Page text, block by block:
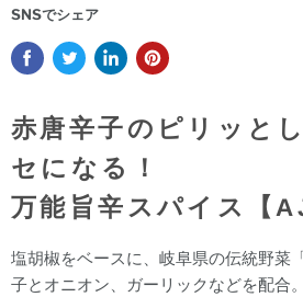
SNSでシェア
赤唐辛子のピリッと
セになる！
万能旨辛スパイス【
塩胡椒をベースに、岐阜県の伝統野菜
子とオニオン、ガーリックなどを配合